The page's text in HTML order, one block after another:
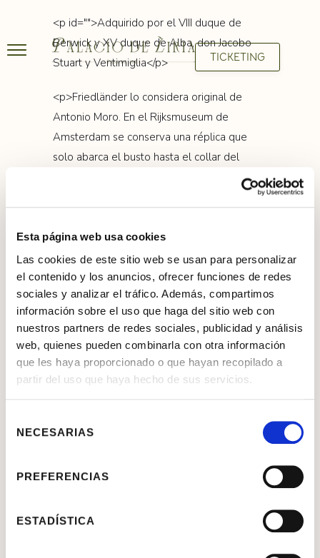
Esta página web usa cookies
Las cookies de este sitio web se usan para personalizar
el contenido y los anuncios, ofrecer funciones de redes
sociales y analizar el tráfico. Además, compartimos
información sobre el uso que haga del sitio web con
nuestros partners de redes sociales, publicidad y análisis
web, quienes pueden combinarla con otra información
que les haya proporcionado o que hayan recopilado a
partir del uso que haya hecho de sus servicios.
NECESARIAS
PREFERENCIAS
ESTADÍSTICA
TICKETING
<p id="">Adquirido por el VIII duque de
Berwick y XV duque de Alba, don Jacobo
Stuart y Ventimiglia</p>
<p>Friedländer lo considera original de
Antonio Moro. En el Rijksmuseum de
Amsterdam se conserva una réplica que
solo abarca el busto hasta el collar del
Toisón sin que se vea la mano ni la bengala.
Don Fernando Álvarez de Toledo,
III duque de Alba
Willem Key
OBJETO
SIGNATURA